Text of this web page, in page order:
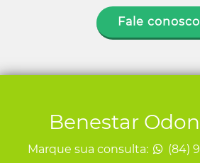
Fale conosco
Benestar
Marque sua consulta:
(84)